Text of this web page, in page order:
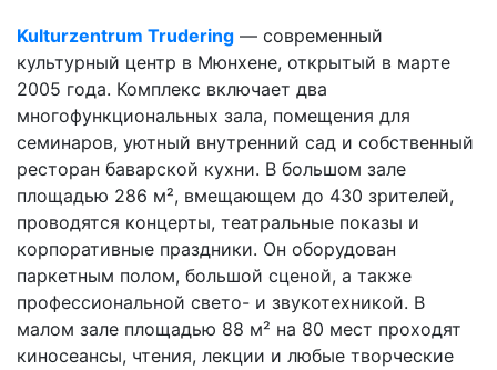
Kulturzentrum Trudering — современный
культурный центр в Мюнхене, открытый в марте
2005 года. Комплекс включает два
многофункциональных зала, помещения для
семинаров, уютный внутренний сад и собственный
ресторан баварской кухни. В большом зале
площадью 286 м², вмещающем до 430 зрителей,
проводятся концерты, театральные показы и
корпоративные праздники. Он оборудован
паркетным полом, большой сценой, а также
профессиональной свето- и звукотехникой. В
малом зале площадью 88 м² на 80 мест проходят
киносеансы, чтения, лекции и любые творческие